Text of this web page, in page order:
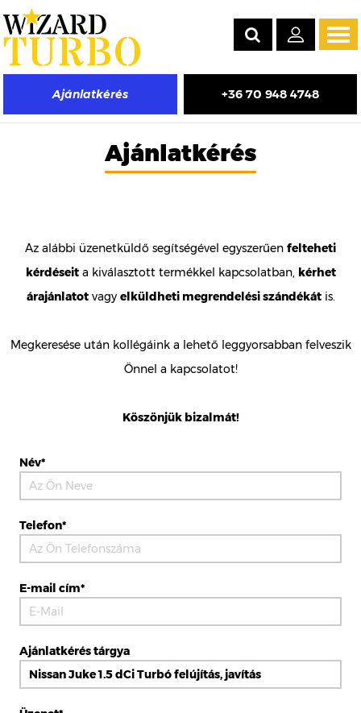
Ajánlatkérés +36 70 948 4748
Ajánlatkérés
Az alábbi üzenetküldő segítségével egyszerűen felteheti
kérdéseita kiválasztott termékkel kapcsolatban, kérhet
árajánlatotvagy elküldheti megrendelési szándékátis.
Megkeresése után kollégáink a lehető leggyorsabban felveszik
Önnel a kapcsolatot!
Köszönjük bizalmát!
Név*
Telefon*
E-mail cím*
Ajánlatkérés tárgya